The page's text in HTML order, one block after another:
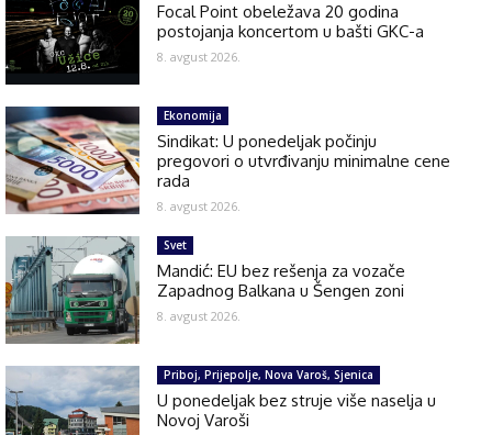
Focal Point obeležava 20 godina
postojanja koncertom u bašti GKC-a
8. avgust 2026.
Ekonomija
Sindikat: U ponedeljak počinju
pregovori o utvrđivanju minimalne cene
rada
8. avgust 2026.
Svet
Mandić: EU bez rešenja za vozače
Zapadnog Balkana u Šengen zoni
8. avgust 2026.
Priboj, Prijepolje, Nova Varoš, Sjenica
U ponedeljak bez struje više naselja u
Novoj Varoši